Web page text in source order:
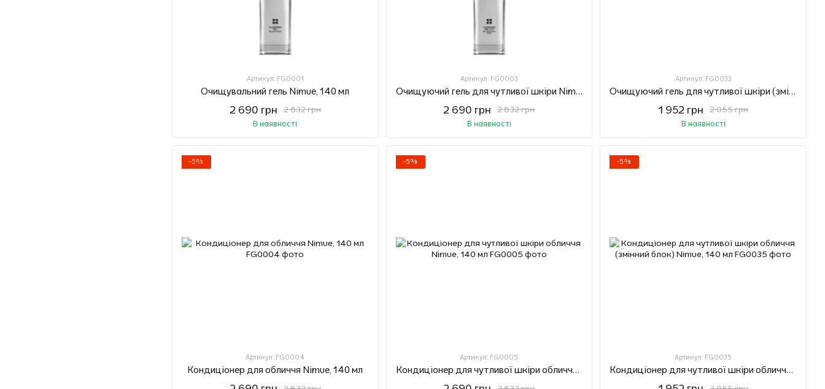
Артикул: FG0001
Очищувальний гель Nimue, 140 мл
2 832 грн
2 690 грн
В наявності
Артикул: FG0003
Очищуючий гель для чутливої шкіри Nimue, 140 мл
2 832 грн
2 690 грн
В наявності
Артикул: FG0033
Очищуючий гель для чутливої шкіри (змінний блок) Nimue, 140 мл
2 055 грн
1 952 грн
В наявності
−5%
Артикул: FG0004
Кондиціонер для обличчя Nimue, 140 мл
−5%
Артикул: FG0005
Кондиціонер для чутливої шкіри обличчя Nimue, 140 мл
−5%
Артикул: FG0035
Кондиціонер для чутливої шкіри обличчя (змінний блок) Nimue, 140 мл